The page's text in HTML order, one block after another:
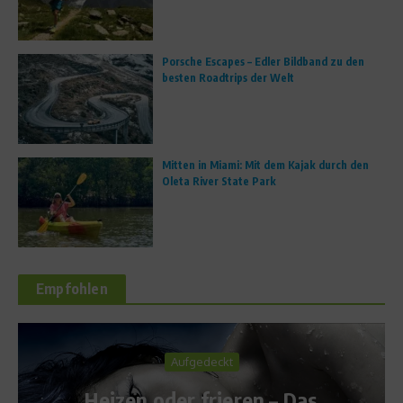
Porsche Escapes – Edler Bildband zu den
besten Roadtrips der Welt
Mitten in Miami: Mit dem Kajak durch den
Oleta River State Park
Empfohlen